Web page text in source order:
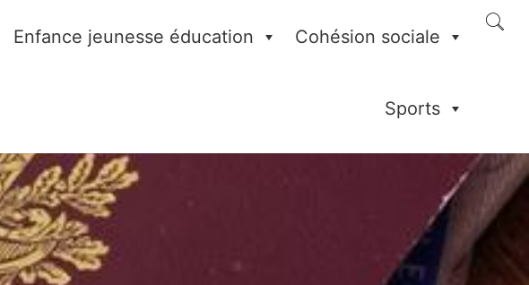
Enfance jeunesse éducation Cohésion sociale
Sports